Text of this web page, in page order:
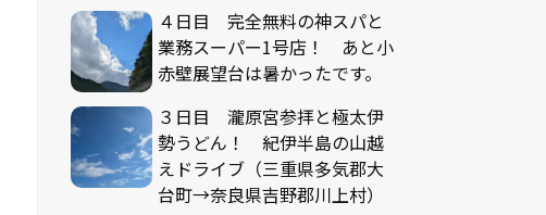
４日目 完全無料の神スパと
業務スーパー1号店！ あと小
赤壁展望台は暑かったです。
３日目 瀧原宮参拝と極太伊
勢うどん！ 紀伊半島の山越
えドライブ（三重県多気郡大
台町→奈良県吉野郡川上村）